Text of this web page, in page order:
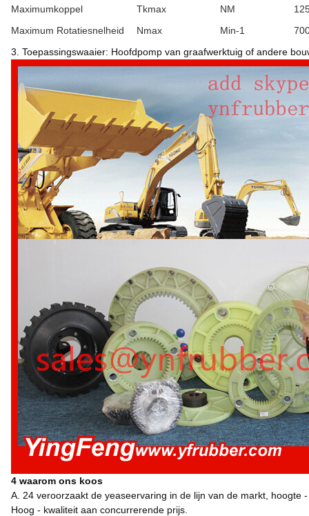
Maximumkoppel
Tkmax NM
Maximum Rotatiesnelheid
Nmax Min-1
3. Toepassingswaaier: Hoofdpomp van graafwerktuig of andere
4 waarom ons koos
A. 24 veroorzaakt de yeaseervaring in de lijn van de markt, hoogte
Hoog - kwaliteit aan concurrerende prijs.